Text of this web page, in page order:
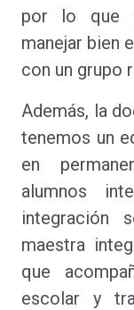
por lo que
manejar bien
con un grupo
Además, la
tenemos un
en
alumnos
integración
maestra
que
escolar y